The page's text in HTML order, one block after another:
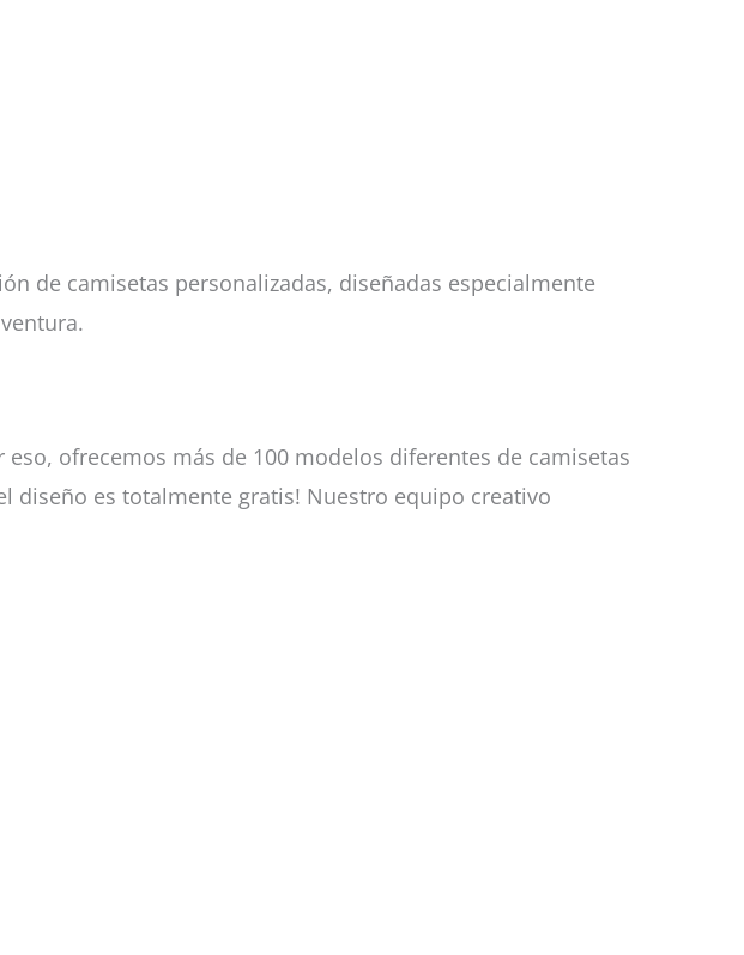
de camisetas personalizadas, diseñadas especialmente
ofrecemos más de 100 modelos diferentes de camisetas
diseño es totalmente gratis! Nuestro equipo creativo